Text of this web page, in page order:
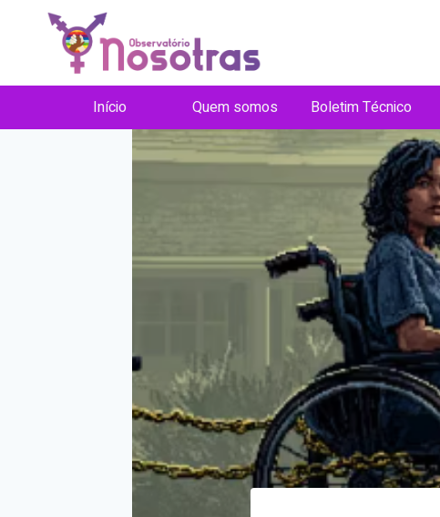
Conteúdo
Início Quem somos Boletim Técnico